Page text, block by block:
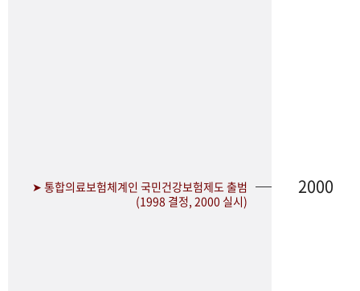
➤ 통합의료보험체계인 국민건강보험제도 출범
(1998 결정, 2000 실시)
2000